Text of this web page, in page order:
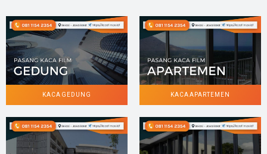
KACA GEDUNG KACA APARTEMEN